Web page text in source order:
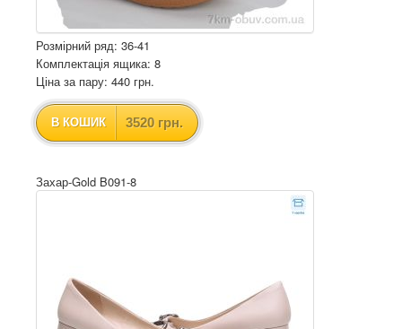
Розмірний ряд: 36-41
Комплектація ящика: 8
Ціна за пару: 440 грн.
В КОШИК 3520 грн.
Захар-Gold B091-8